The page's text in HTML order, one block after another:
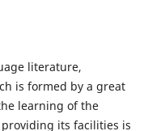
literature,
is formed by a great
learning of the
its facilities is